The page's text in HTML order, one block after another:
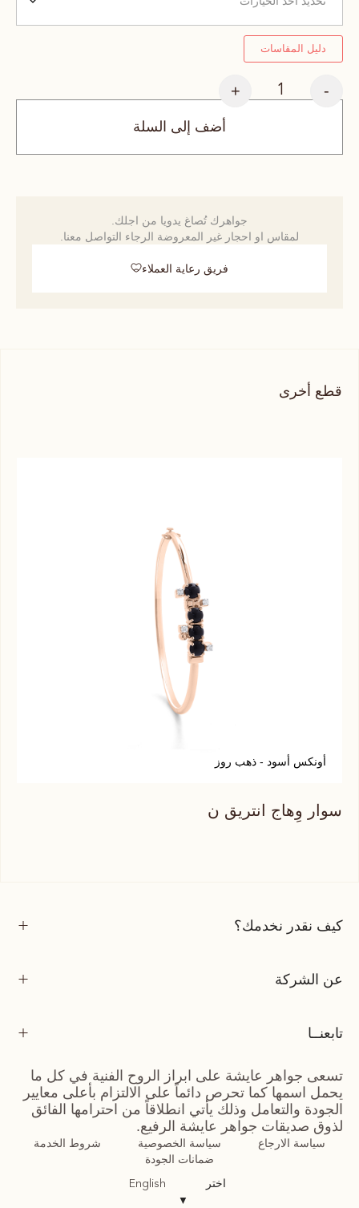
دليل المقاسات
-
+
أضف إلى السلة
جواهرك تُصاغ يدويا من اجلك.
لمقاس او احجار غير المعروضة الرجاء التواصل معنا.
فريق رعاية العملاء
قطع أخرى
أونكس أسود - ذهب روز
سوار وِهاج انتريق ن
كيف نقدر نخدمك؟
عن الشركة
تابعنــا
تسعى جواهر عايشة على ابراز الروح الفنية في كل ما
يحمل اسمها كما تحرص دائماً على الالتزام بأعلى معايير
الجودة والتعامل وذلك يأتي انطلاقاً من احترامها الفائق
لذوق صديقات جواهر عايشة الرفيع.
سياسة الارجاع سياسة الخصوصية
شروط الخدمة
ضمانات الجودة
اختر
▼
English